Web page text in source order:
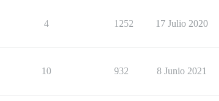
4 1252 17 Julio 2020
10 932 8 Junio 2021